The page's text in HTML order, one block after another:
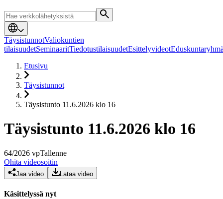
TäysistunnotValiokuntien
tilaisuudetSeminaaritTiedotustilaisuudetEsittelyvideot
Etusivu
Täysistunnot
Täysistunto 11.6.2026 klo 16
Täysistunto 11.6.2026 klo 16
64/2026 vpTallenne
Ohita videosoitin
Jaa video Lataa video
Käsittelyssä nyt